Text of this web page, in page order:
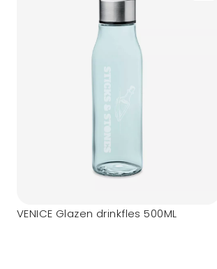
VENICE Glazen drinkfles 500ML